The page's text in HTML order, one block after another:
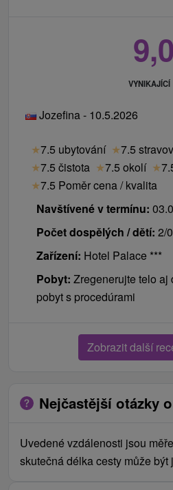
9,0
VYNIKAJÍCÍ
Jozefina - 10.5.2026
★7.5 ubytování ★7.5
★7.5 čistota ★7.5 okolí ★
★7.5 Poměr cena / kvalita
Navštívené v termínu:
Počet dospělých / dětí: 2/0
Zařízení: Hotel Palace ***
Pobyt: Zregenerujte telo aj
pobyt s procedúrami
Zobrazit další
Nejčastější otázky
Uvedené vzdálenosti jsou
skutečná délka cesty může být